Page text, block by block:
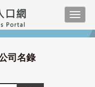
司名錄